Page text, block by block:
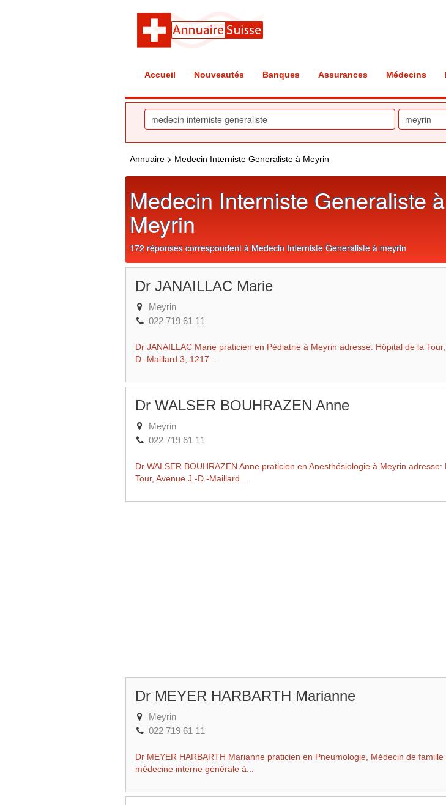
Accueil Nouveautés Banques Assurances Médecins
Annuaire > Medecin Interniste Generaliste à Meyrin
Medecin Interniste Generaliste à
Meyrin
172 réponses correspondent à Medecin Interniste Generaliste à meyrin
Dr JANAILLAC Marie
Meyrin
022 719 61 11
Dr JANAILLAC Marie praticien en Pédiatrie à Meyrin adresse: Hôpital de la
D.-Maillard 3, 1217...
Dr WALSER BOUHRAZEN Anne
Meyrin
022 719 61 11
Dr WALSER BOUHRAZEN Anne praticien en Anesthésiologie à Meyrin adresse:
Tour, Avenue J.-D.-Maillard...
Dr MEYER HARBARTH Marianne
Meyrin
022 719 61 11
Dr MEYER HARBARTH Marianne praticien en Pneumologie, Médecin de famille
médecine interne générale à...